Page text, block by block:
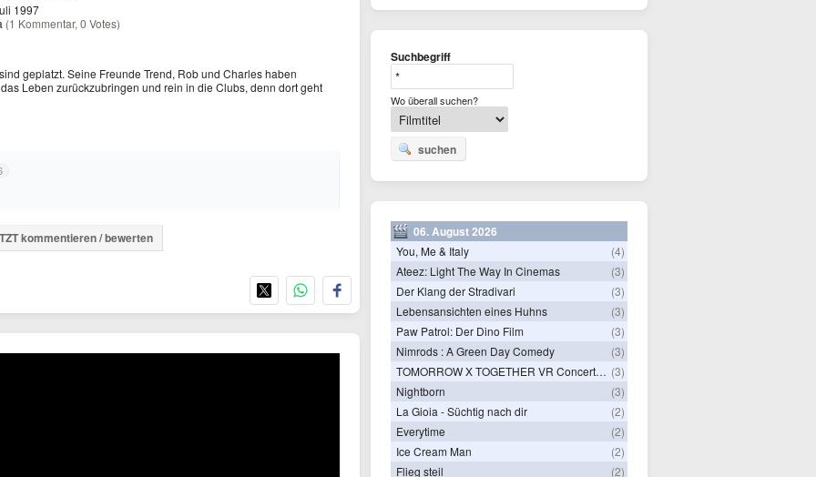
1997
(1 Kommentar, 0 Votes)
geplatzt. Seine Freunde Trend, Rob und Charles haben
Leben zurückzubringen und rein in die Clubs, denn dort geht
kommentieren / bewerten
Suchbegriff
Wo überall suchen?
suchen
06. August 2026
You, Me & Italy
(4)
Ateez: Light The Way In Cinemas
(3)
Der Klang der Stradivari
(3)
Lebensansichten eines Huhns
(3)
Paw Patrol: Der Dino Film
(3)
Nimrods : A Green Day Comedy
(3)
TOMORROW X TOGETHER VR Concert: Endless Ride (3)
Nightborn
(3)
La Gioia - Süchtig nach dir
(2)
Everytime
(2)
Ice Cream Man
(2)
Flieg steil
(2)